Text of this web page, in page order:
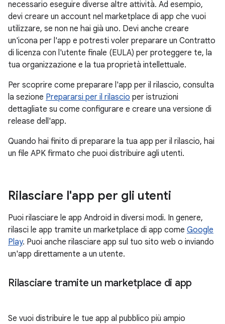
necessario eseguire diverse altre attività. Ad esempio,
devi creare un account nel marketplace di app che vuoi
utilizzare, se non ne hai già uno. Devi anche creare
un'icona per l'app e potresti voler preparare un Contratto
di licenza con l'utente finale (EULA) per proteggere te, la
tua organizzazione e la tua proprietà intellettuale.
Per scoprire come preparare l'app per il rilascio, consulta
la sezione Prepararsi per il rilascio per istruzioni
dettagliate su come configurare e creare una versione di
release dell'app.
Quando hai finito di preparare la tua app per il rilascio, hai
un file APK firmato che puoi distribuire agli utenti.
Rilasciare l'app per gli utenti
Puoi rilasciare le app Android in diversi modi. In genere,
rilasci le app tramite un marketplace di app come Google
Play. Puoi anche rilasciare app sul tuo sito web o inviando
un'app direttamente a un utente.
Rilasciare tramite un marketplace di app
Se vuoi distribuire le tue app al pubblico più ampio